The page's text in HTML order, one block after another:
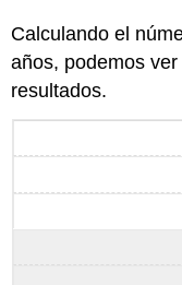
Calculando el
años, podemos
resultados.